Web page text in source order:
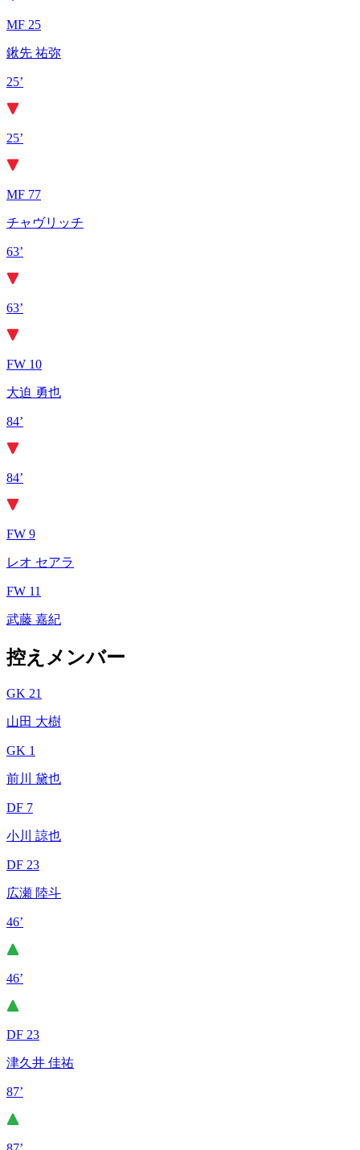
MF 25
鍬先 祐弥
25’
25’
MF 77
チャヴリッチ
63’
63’
FW 10
大迫 勇也
84’
84’
FW 9
レオ セアラ
FW 11
武藤 嘉紀
控えメンバー
GK 21
山田 大樹
GK 1
前川 黛也
DF 7
小川 諒也
DF 23
広瀬 陸斗
46’
46’
DF 23
津久井 佳祐
87’